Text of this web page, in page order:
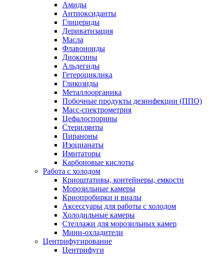
Амиды
Антиоксиданты
Глицериды
Дериватизация
Масла
Флавоноиды
Диоксины
Альдегиды
Гетероциклика
Гликозиды
Металлоорганика
Побочные продукты дезинфекции (ППО)
Масс-спектрометрия
Цефалоспорины
Стерилянты
Пираноны
Изоцианаты
Имитаторы
Карбоновые кислоты
Работа с холодом
Криоштативы, контейнеры, емкости
Морозильные камеры
Криопробирки и виалы
Аксессуары для работы с холодом
Холодильные камеры
Стеллажи для морозильных камер
Мини-охладители
Центрифугирование
Центрифуги